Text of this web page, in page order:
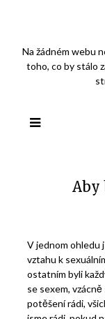
Na žádném webu
toho, co by stálo
Aby
V jednom ohledu
vztahu k
ostatním byli
se sexem,
potěšení rádi,